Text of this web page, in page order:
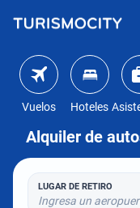
Vuelos Hoteles
Alquiler de
LUGAR DE RETIRO
Ingresa un